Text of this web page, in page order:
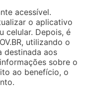
acessível.
o aplicativo
celular. Depois, é
utilizando o
destinada aos
sobre o
ao benefício, o